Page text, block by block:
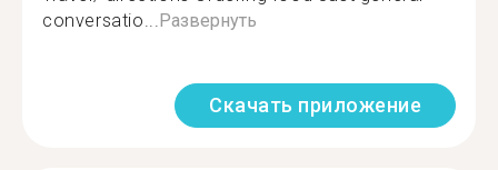
conversatio...Развернуть
Скачать приложение